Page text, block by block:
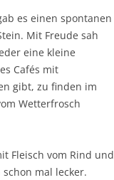
es einen spontanen
Mit Freude sah
eine kleine
Cafés mit
gibt, zu finden im
Wetterfrosch
Fleisch vom Rind und
mal lecker.